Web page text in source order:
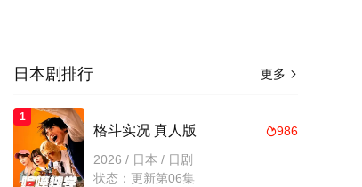
更多 
日本剧排行
1
986
格斗实况 真人版
2026 / 日本 / 日剧
状态：更新第06集